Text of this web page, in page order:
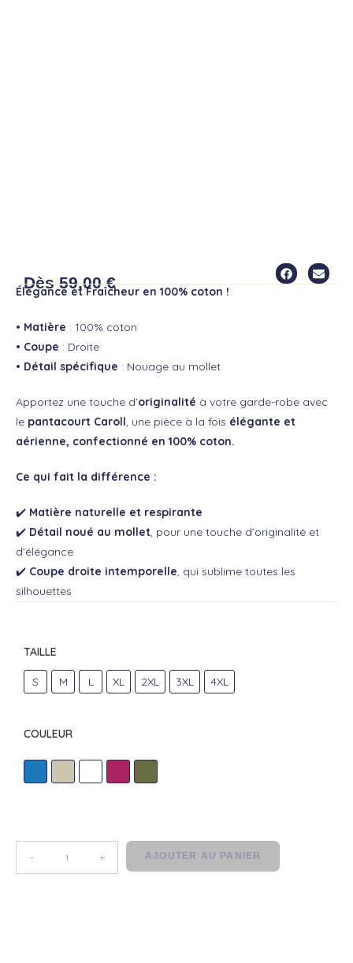
Dès59,00€
Élégance et Fraîcheur en 100% coton !
• Matière : 100% coton
• Coupe : Droite
• Détail spécifique : Nouage au mollet
Apportez une touche d’originalité à votre garde-robe avec
le pantacourt Caroll, une pièce à la fois élégante et
aérienne, confectionné en 100% coton.
Ce qui fait la différence :
✔️ Matière naturelle et respirante
✔️ Détail noué au mollet, pour une touche d’originalité et
d’élégance
✔️ Coupe droite intemporelle, qui sublime toutes les
silhouettes
TAILLE
S M L XL 2XL 3XL 4XL
COULEUR
AZURBEIGEBLANCFUCHSIA
KAKI
- + AJOUTER AU PANIER